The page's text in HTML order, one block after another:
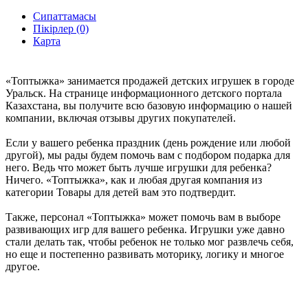
Сипаттамасы
Пікірлер (0)
Карта
«Топтыжка» занимается продажей детских игрушек в городе
Уральск. На странице информационного детского портала
Казахстана, вы получите всю базовую информацию о нашей
компании, включая отзывы других покупателей.
Если у вашего ребенка праздник (день рождение или любой
другой), мы рады будем помочь вам с подбором подарка для
него. Ведь что может быть лучше игрушки для ребенка?
Ничего. «Топтыжка», как и любая другая компания из
категории Товары для детей вам это подтвердит.
Также, персонал «Топтыжка» может помочь вам в выборе
развивающих игр для вашего ребенка. Игрушки уже давно
стали делать так, чтобы ребенок не только мог развлечь себя,
но еще и постепенно развивать моторику, логику и многое
другое.